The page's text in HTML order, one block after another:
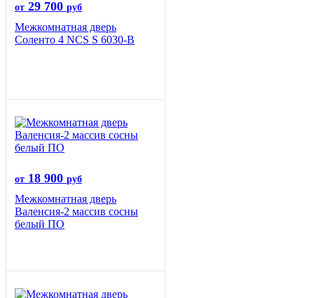
от 29 700 руб
Межкомнатная дверь
Соленто 4 NCS S 6030-B
от 18 900 руб
Межкомнатная дверь
Валенсия-2 массив сосны
белый ПО